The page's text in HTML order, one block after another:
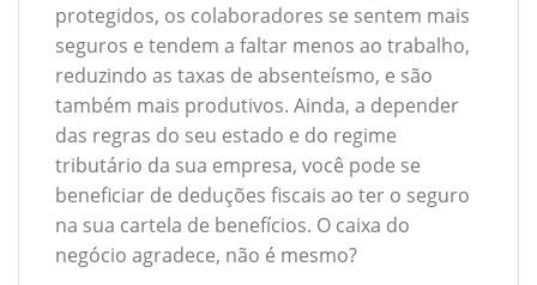
protegidos, os colaboradores se sentem mais
seguros e tendem a faltar menos ao trabalho,
reduzindo as taxas de absenteísmo, e são
também mais produtivos. Ainda, a depender
das regras do seu estado e do regime
tributário da sua empresa, você pode se
beneficiar de deduções fiscais ao ter o seguro
na sua cartela de benefícios. O caixa do
negócio agradece, não é mesmo?